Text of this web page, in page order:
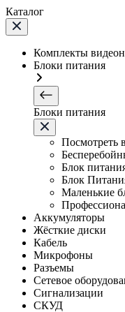
Каталог
Комплекты
Блоки питания
Блоки питания
Посмотреть
Блок
Блок
Маленькие
Аккумуляторы
Жёсткие диски
Кабель
Микрофоны
Разъемы
Сетевое
Сигнализации
СКУД